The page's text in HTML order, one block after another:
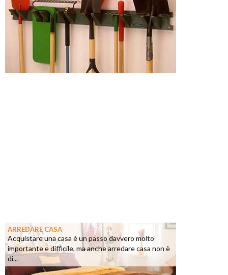
ARREDARE CASA
Acquistare una casa è un passo davvero molto
importante e difficile, ma anche arredare casa non è
di...